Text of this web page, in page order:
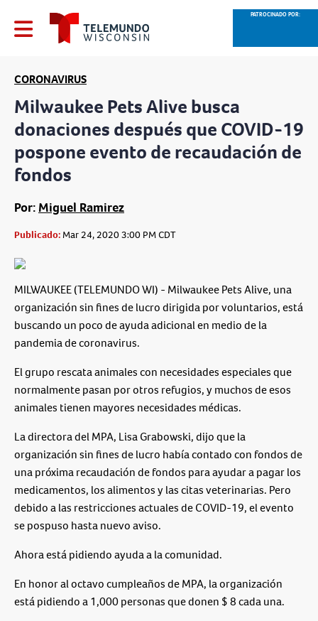
PATROCINADO POR:
CORONAVIRUS
Milwaukee Pets Alive busca
donaciones después que COVID-19
pospone evento de recaudación de
fondos
Por: Miguel Ramirez
Publicado: Mar 24, 2020 3:00 PM CDT
MILWAUKEE (TELEMUNDO WI) - Milwaukee Pets Alive, una
organización sin fines de lucro dirigida por voluntarios, está
buscando un poco de ayuda adicional en medio de la
pandemia de coronavirus.
El grupo rescata animales con necesidades especiales que
normalmente pasan por otros refugios, y muchos de esos
animales tienen mayores necesidades médicas.
La directora del MPA, Lisa Grabowski, dijo que la
organización sin fines de lucro había contado con fondos de
una próxima recaudación de fondos para ayudar a pagar los
medicamentos, los alimentos y las citas veterinarias. Pero
debido a las restricciones actuales de COVID-19, el evento
se pospuso hasta nuevo aviso.
Ahora está pidiendo ayuda a la comunidad.
En honor al octavo cumpleaños de MPA, la organización
está pidiendo a 1,000 personas que donen $ 8 cada una.